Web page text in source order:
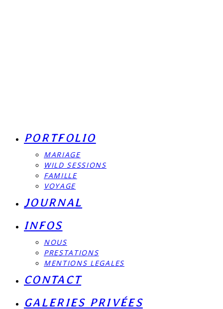
PORTFOLIO
MARIAGE
WILD SESSIONS
FAMILLE
VOYAGE
JOURNAL
INFOS
NOUS
PRESTATIONS
MENTIONS LEGALES
CONTACT
GALERIES PRIVÉES